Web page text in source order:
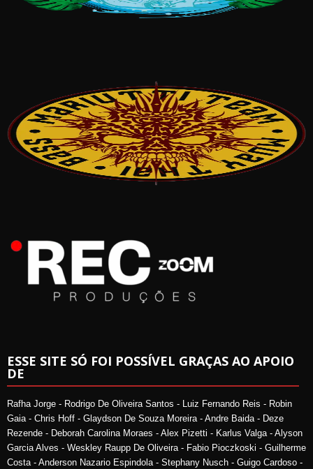
ESSE SITE SÓ FOI POSSÍVEL GRAÇAS AO APOIO
DE
Rafha Jorge - Rodrigo De Oliveira Santos - Luiz Fernando Reis - Robin
Gaia - Chris Hoff - Glaydson De Souza Moreira - Andre Baida - Deze
Rezende - Deborah Carolina Moraes - Alex Pizetti - Karlus Valga - Alyson
Garcia Alves - Weskley Raupp De Oliveira - Fabio Pioczkoski - Guilherme
Costa - Anderson Nazario Espindola - Stephany Nusch - Guigo Cardoso -